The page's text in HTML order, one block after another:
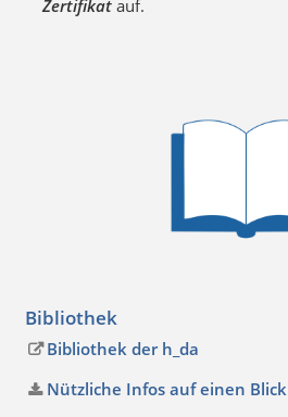
Zertifikat auf.
Bibliothek
Bibliothek der h_da
Nützliche Infos auf einen Blick